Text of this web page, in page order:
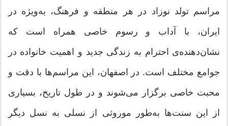
مراسم تولد نوزاد در هر منطقه و فرهنگ، به‌ویژه در
ایران، با آداب و رسوم خاصی همراه است که
نشان‌دهنده‌ی احترام به زندگی جدید و اهمیت خانواده در
جوامع مختلف است. در اصفهان، این مراسم‌ها با دقت و
محبت خاصی برگزار می‌شوند و در طول تاریخ، بسیاری
از این سنت‌ها به‌طور موروثی از نسلی به نسل دیگر